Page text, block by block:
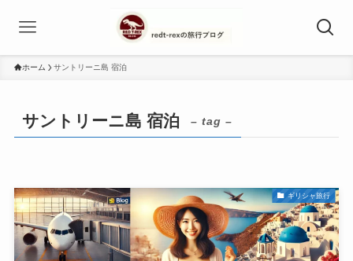
ホーム サントリーニ島 宿泊
サントリーニ島 宿泊 – tag –
ギリシャ旅行